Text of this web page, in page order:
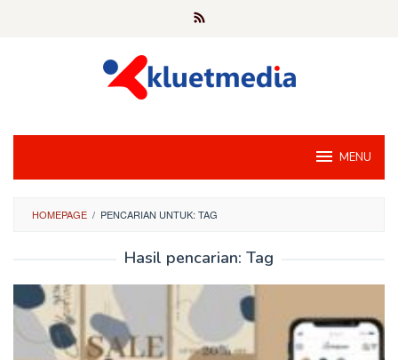
MENU
HOMEPAGE / PENCARIAN UNTUK: TAG
Hasil pencarian: Tag